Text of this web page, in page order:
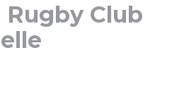
Rugby Club